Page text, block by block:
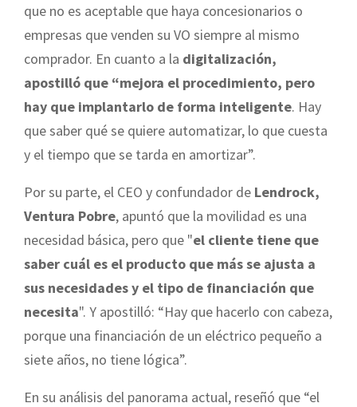
que no es aceptable que haya concesionarios o
empresas que venden su VO siempre al mismo
comprador. En cuanto a la digitalización,
apostilló que “mejora el procedimiento, pero
hay que implantarlo de forma inteligente. Hay
que saber qué se quiere automatizar, lo que cuesta
y el tiempo que se tarda en amortizar”.
Por su parte, el CEO y confundador de Lendrock,
Ventura Pobre, apuntó que la movilidad es una
necesidad básica, pero que "el cliente tiene que
saber cuál es el producto que más se ajusta a
sus necesidades y el tipo de financiación que
necesita". Y apostilló: “Hay que hacerlo con cabeza,
porque una financiación de un eléctrico pequeño a
siete años, no tiene lógica”.
En su análisis del panorama actual, reseñó que “el